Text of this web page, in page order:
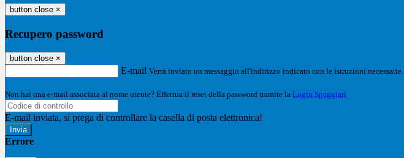
button close ×
Recupero password
button close ×
E-mail Verrà inviato un messaggio all'indirizzo indicato con le istruzioni necessarie.
Non hai una e-mail associata al nome utente? Effettua il reset della password tramite la Login Spaggiari
E-mail inviata, si prega di controllare la casella di posta elettronica!
Errore